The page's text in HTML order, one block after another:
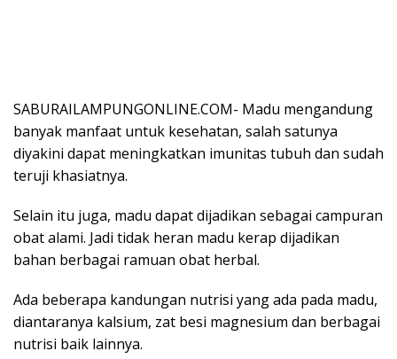
SABURAILAMPUNGONLINE.COM- Madu mengandung
banyak manfaat untuk kesehatan, salah satunya
diyakini dapat meningkatkan imunitas tubuh dan sudah
teruji khasiatnya.
Selain itu juga, madu dapat dijadikan sebagai campuran
obat alami. Jadi tidak heran madu kerap dijadikan
bahan berbagai ramuan obat herbal.
Ada beberapa kandungan nutrisi yang ada pada madu,
diantaranya kalsium, zat besi magnesium dan berbagai
nutrisi baik lainnya.